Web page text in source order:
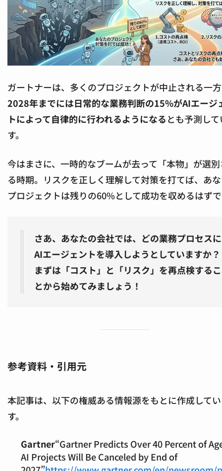
ガートナーは、多くのプロジェクトが中止される一
2028年までには日常的な業務判断の15%がAIエージ
トによって自律的に行われるようになるとも予測し
す。
今はまさに、一時的なブームが去って「本物」が選
る時期。リスクを正しく理解して対策を打てば、あ
プロジェクトは残りの60%として成功を収めるはず
さあ、あなたの会社では、どの業務プロセスに
AIエージェントを導入しようとしていますか？
まずは「コスト」と「リスク」を再点検するこ
とから始めてみましょう！
参考資料・引用元
本記事は、以下の権威ある情報源をもとに作成して
す。
Gartner“Gartner Predicts Over 40 Percent of
AI Projects Will Be Canceled by End of